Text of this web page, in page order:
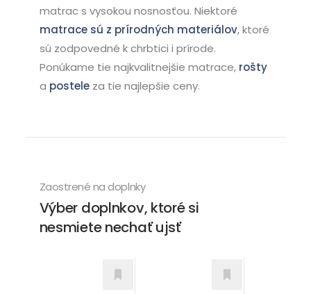
matrac s vysokou nosnosťou. Niektoré
matrace sú z prírodných materiálov, ktoré
sú zodpovedné k chrbtici i prírode.
Ponúkame tie najkvalitnejšie matrace, rošty
a posteleza tie najlepšie ceny.
Zaostrené na doplnky
Výber doplnkov, ktoré si
nesmiete nechať ujsť